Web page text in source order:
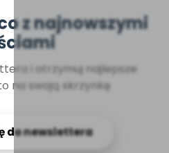
z najnowszymi
i otrzymuj najlepsze
na swoją skrzynkę
do newslettera